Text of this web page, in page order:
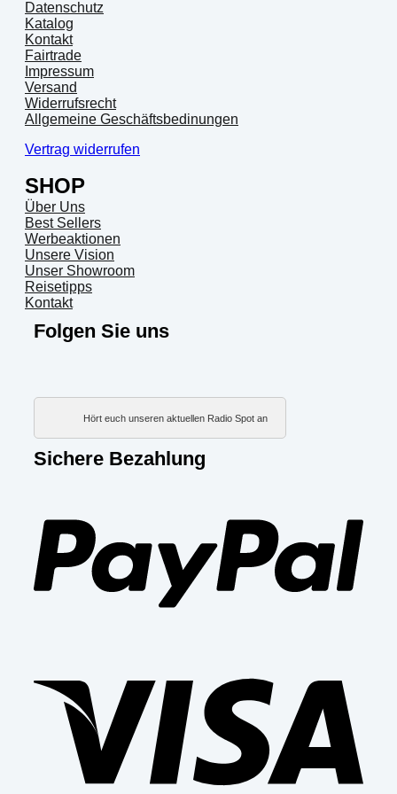
Datenschutz
Katalog
Kontakt
Fairtrade
Impressum
Versand
Widerrufsrecht
Allgemeine Geschäftsbedinungen
Vertrag widerrufen
SHOP
Über Uns
Best Sellers
Werbeaktionen
Unsere Vision
Unser Showroom
Reisetipps
Kontakt
Folgen Sie uns
Hört euch unseren aktuellen Radio Spot an
Sichere Bezahlung